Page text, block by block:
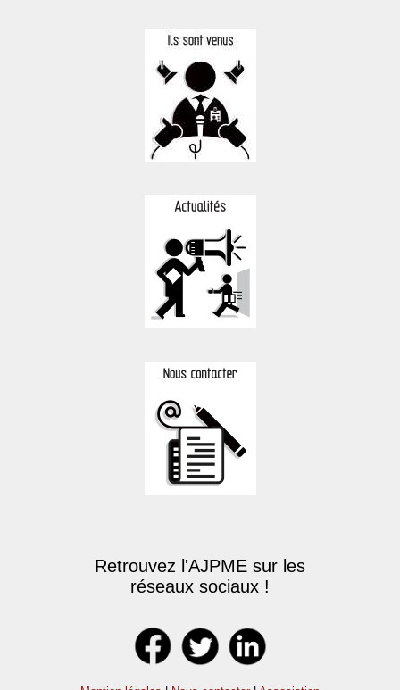
Retrouvez l'AJPME sur les
réseaux sociaux !